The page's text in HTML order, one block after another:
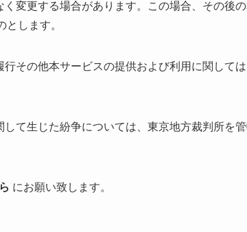
変更する場合があります。この場合、その後
します。
行その他本サービスの提供および利用に関して
て生じた紛争については、東京地方裁判所を
にお願い致します。